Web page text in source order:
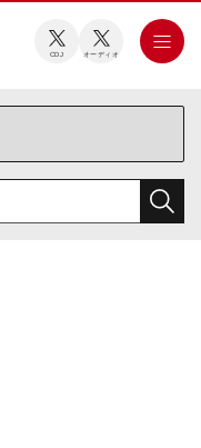
CDJ オーディオ